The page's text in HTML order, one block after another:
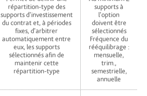
répartition-type des
supports d'investissement
du contrat et, à périodes
fixes, d'arbitrer
automatiquement entre
eux, les supports
sélectionnés afin de
maintenir cette
répartition-type
supports à
l'option
doivent être
sélectionnés
Fréquence du
rééquilibrage :
mensuelle,
trim.,
semestrielle,
annuelle